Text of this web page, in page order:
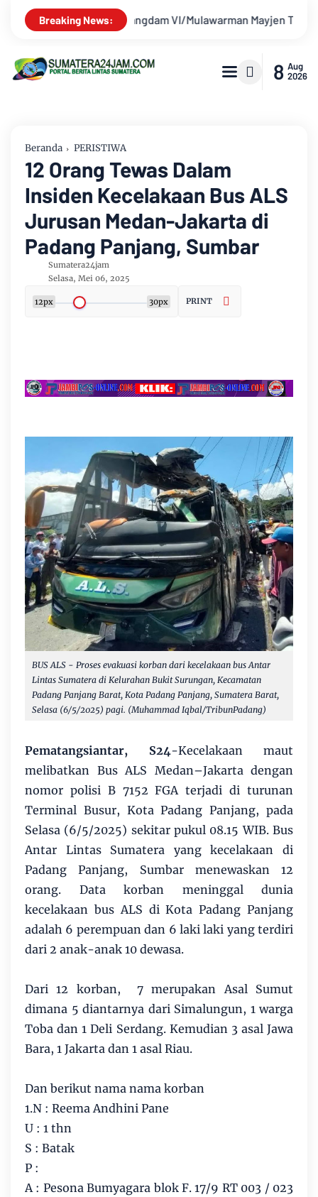
Breaking News:
Mayjen TNI Krido Pramono Jadi Ikon Singing Competition
8 Aug
2026
Beranda PERISTIWA
12 Orang Tewas Dalam
Insiden Kecelakaan Bus ALS
Jurusan Medan-Jakarta di
Padang Panjang, Sumbar
Sumatera24jam
Selasa, Mei 06, 2025
12px 30px PRINT
BUS ALS - Proses evakuasi korban dari kecelakaan bus Antar
Lintas Sumatera di Kelurahan Bukit Surungan, Kecamatan
Padang Panjang Barat, Kota Padang Panjang, Sumatera Barat,
Selasa (6/5/2025) pagi. (Muhammad Iqbal/TribunPadang)
Pematangsiantar, S24-Kecelakaan maut
melibatkan Bus ALS Medan–Jakarta dengan
nomor polisi B 7152 FGA terjadi di turunan
Terminal Busur, Kota Padang Panjang, pada
Selasa (6/5/2025) sekitar pukul 08.15 WIB. Bus
Antar Lintas Sumatera yang kecelakaan di
Padang Panjang, Sumbar menewaskan 12
orang. Data korban meninggal dunia
kecelakaan bus ALS di Kota Padang Panjang
adalah 6 perempuan dan 6 laki laki yang terdiri
dari 2 anak-anak 10 dewasa.
Dari 12 korban, 7 merupakan Asal Sumut
dimana 5 diantarnya dari Simalungun, 1 warga
Toba dan 1 Deli Serdang. Kemudian 3 asal Jawa
Bara, 1 Jakarta dan 1 asal Riau.
Dan berikut nama nama korban
1.N : Reema Andhini Pane
U : 1 thn
S : Batak
P :
A : Pesona Bumyagara blok F. 17/9 RT 003 / 023